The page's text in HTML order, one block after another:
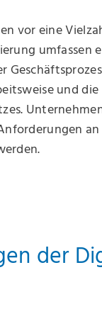
vor eine
umfassen
und
der